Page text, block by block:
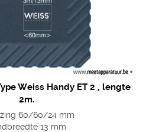
Weiss Handy ET 2 , lengte
2m.
60/60/24 mm
13 mm